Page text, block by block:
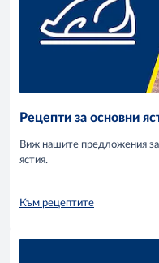
Рецепти за основни
Виж нашите предложения
ястия.
Към рецептите